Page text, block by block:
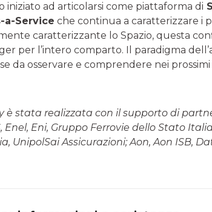
ad articolarsi come piattaforma di
a-Service che continua a caratterizzare i
caratterizzante lo Spazio, questa
per l’intero comparto. Il paradigma
osservare e comprendere nei prossimi
è stata realizzata con il supporto di
Enel, Eni, Gruppo Ferrovie dello Stato
UnipolSai Assicurazioni; Aon, Aon ISB,